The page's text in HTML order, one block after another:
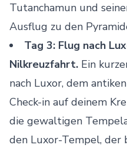
Tutanchamun und
Ausflug zu den
Tag 3: Flug nach
Nilkreuzfahrt. Ein
nach Luxor, dem
Check-in auf deinem
die gewaltigen
den Luxor-Tempel, der